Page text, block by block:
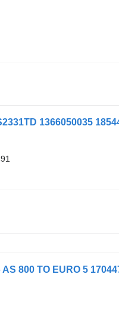
1366050035
800 TO EURO 5